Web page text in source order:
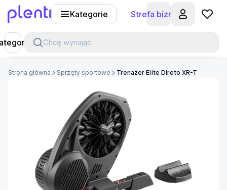
Kategorie Strefa biznesu
Chcę wynająć
Strona główna Sprzęty sportowe Trenażer Elite Direto XR-T